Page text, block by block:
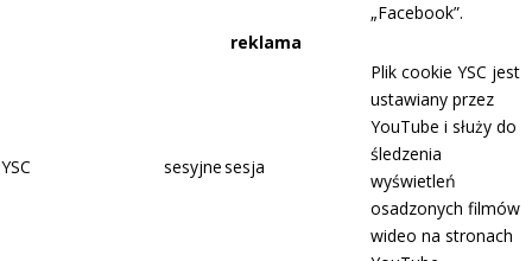
„Facebook”.
reklama
YSC sesyjnesesja
Plik cookie YSC jest
ustawiany przez
YouTube i służy do
śledzenia
wyświetleń
osadzonych filmów
wideo na stronach